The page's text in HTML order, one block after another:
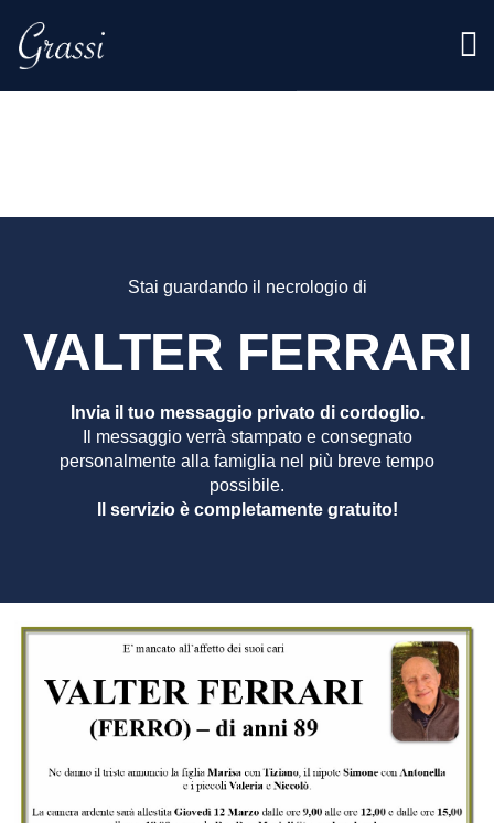
Stai guardando il necrologio di
VALTER FERRARI
Invia il tuo messaggio privato di cordoglio.
Il messaggio verrà stampato e consegnato
personalmente alla famiglia nel più breve tempo
possibile.
Il servizio è completamente gratuito!